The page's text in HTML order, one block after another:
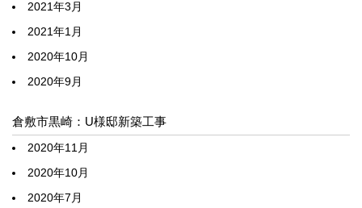
2021年3月
2021年1月
2020年10月
2020年9月
倉敷市黒崎：U様邸新築工事
2020年11月
2020年10月
2020年7月